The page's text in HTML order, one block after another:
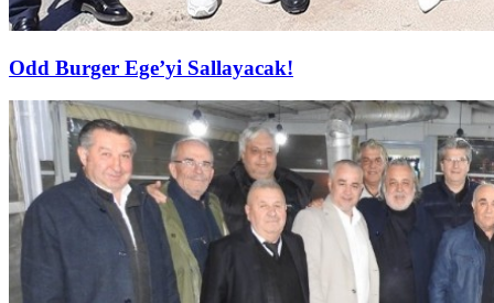
Odd Burger Ege’yi Sallayacak!